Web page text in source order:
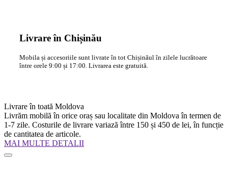
Livrare în Chișinău
Mobila și accesoriile sunt livrate în tot Chișinăul în zilele lucrătoare
între orele 9:00 și 17:00. Livrarea este gratuită.
Livrare în toată Moldova
Livrăm mobilă în orice oraș sau localitate din Moldova în termen de
1-7 zile. Costurile de livrare variază între 150 și 450 de lei, în funcție
de cantitatea de articole.
MAI MULTE DETALII